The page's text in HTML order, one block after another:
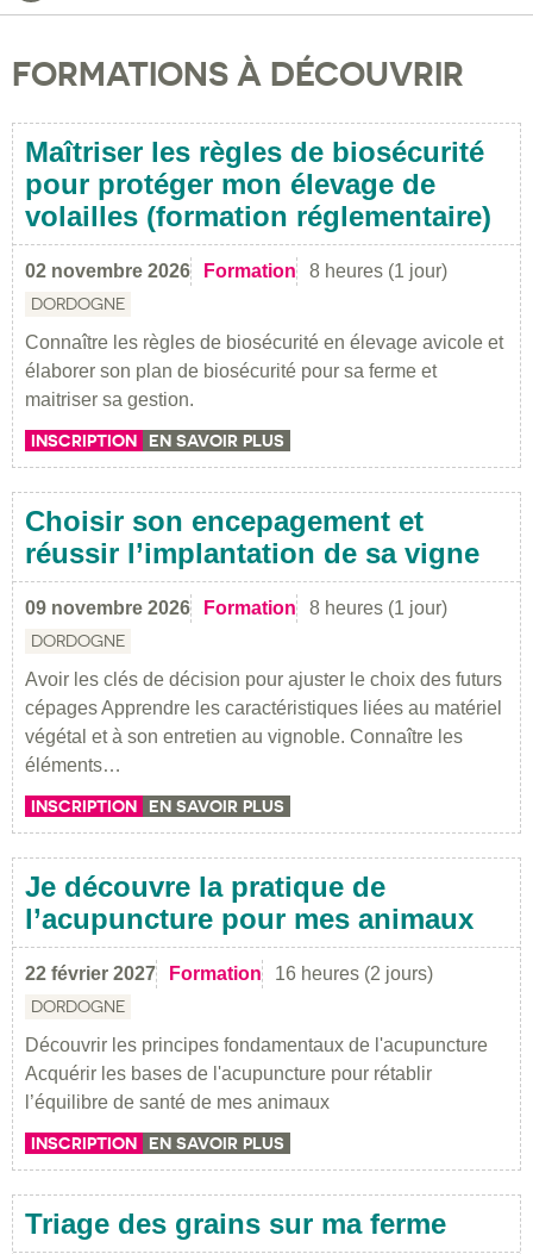
FORMATIONS À DÉCOUVRIR
Maîtriser les règles de biosécurité
pour protéger mon élevage de
volailles (formation réglementaire)
02 novembre 2026 Formation 8 heures (1 jour)
DORDOGNE
Connaître les règles de biosécurité en élevage avicole et
élaborer son plan de biosécurité pour sa ferme et
maitriser sa gestion.
INSCRIPTION EN SAVOIR PLUS
Choisir son encepagement et
réussir l’implantation de sa vigne
09 novembre 2026 Formation 8 heures (1 jour)
DORDOGNE
Avoir les clés de décision pour ajuster le choix des futurs
cépages Apprendre les caractéristiques liées au matériel
végétal et à son entretien au vignoble. Connaître les
éléments…
INSCRIPTION EN SAVOIR PLUS
Je découvre la pratique de
l’acupuncture pour mes animaux
22 février 2027 Formation 16 heures (2 jours)
DORDOGNE
Découvrir les principes fondamentaux de l'acupuncture
Acquérir les bases de l'acupuncture pour rétablir
l’équilibre de santé de mes animaux
INSCRIPTION EN SAVOIR PLUS
Triage des grains sur ma ferme